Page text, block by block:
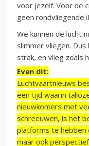
voor jezelf. Voor de
geen rondvliegende
We kunnen de lucht
slimmer vliegen.
strak, en vlieg zoals
Even dit:
Luchtvaartnieuws
een tijd waarin
nieuwkomers met
schreeuwen, is het
platforms te hebben
maar ook